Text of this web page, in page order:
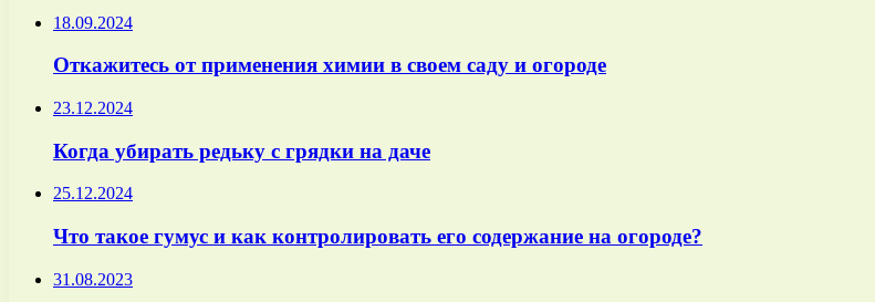
18.09.2024
Откажитесь от применения химии в своем саду и огороде
23.12.2024
Когда убирать редьку с грядки на даче
25.12.2024
Что такое гумус и как контролировать его содержание на огороде?
31.08.2023